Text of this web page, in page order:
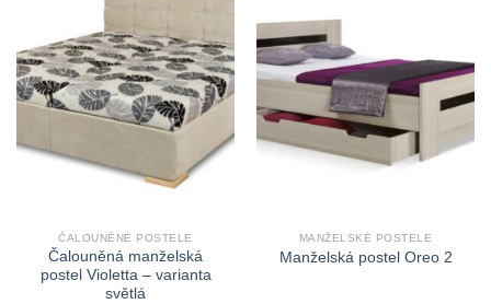
ČALOUNĚNÉ POSTELE
Čalouněná manželská
postel Violetta – varianta
světlá
MANŽELSKÉ POSTELE
Manželská postel Oreo 2